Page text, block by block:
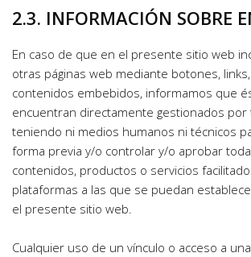
2.3. INFORMACIÓN SOBRE
En caso de que en el presente sitio web
otras páginas web mediante botones,
contenidos embebidos, informamos que
encuentran directamente gestionados por
teniendo ni medios humanos ni técnicos
forma previa y/o controlar y/o aprobar
contenidos, productos o servicios
plataformas a las que se puedan
el presente sitio web.
Cualquier uso de un vínculo o acceso a